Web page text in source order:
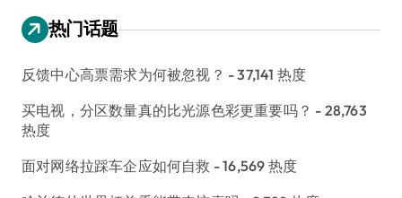
热门话题
反馈中心高票需求为何被忽视？ - 37,141 热度
买电视，分区数量真的比光源色彩更重要吗？ - 28,763
热度
面对网络拉踩车企应如何自救 - 16,569 热度